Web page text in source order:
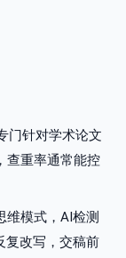
门针对学术论文
查重率通常能控
维模式，AI检测
复改写，交稿前